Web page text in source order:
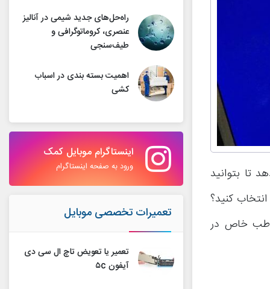
تا بتوانید
کنید؟
خاص در
راه‌حل‌های جدید شیمی در آنالیز
عنصری، کروماتوگرافی و
طیف‌سنجی
اهمیت بسته بندی در اسباب
کشی
اینستاگرام موبایل کمک
ورود به صفحه اینستاگرام
تعمیرات تخصصی موبایل
تعمیر یا تعویض تاچ ال سی دی
آیفون ۵c